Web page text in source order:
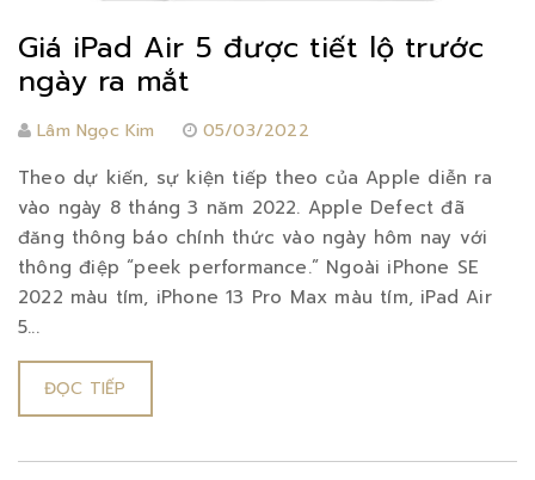
Giá iPad Air 5 được tiết lộ trước
ngày ra mắt
Lâm Ngọc Kim 05/03/2022
Theo dự kiến, sự kiện tiếp theo của Apple diễn ra
vào ngày 8 tháng 3 năm 2022. Apple Defect đã
đăng thông báo chính thức vào ngày hôm nay với
thông điệp “peek performance.” Ngoài iPhone SE
2022 màu tím, iPhone 13 Pro Max màu tím, iPad Air
5...
ĐỌC TIẾP